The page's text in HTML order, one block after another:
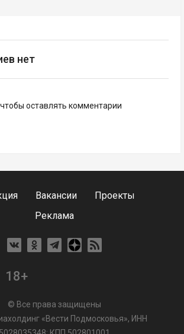
нет
чтобы оставлять комментарии
Вакансии
Проекты
Реклама
18+
© Все права защищены
«Вести Подмосковья», ИНН